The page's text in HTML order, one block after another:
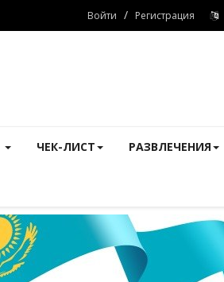
Войти / Регистрация
ЧЕК-ЛИСТ РАЗВЛЕЧЕНИЯ